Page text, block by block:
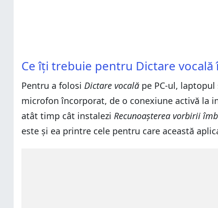
Ce îți trebuie pentru Dictare vocală
Pentru a folosi Dictare vocală pe PC-ul,
microfon încorporat, de o conexiune activă la
atât timp cât instalezi Recunoașterea vorbirii
este și ea printre cele pentru care această